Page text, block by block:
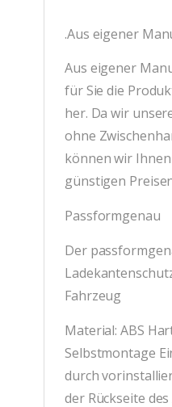
.Aus eigener
Aus eigener
für Sie die
her. Da wir
ohne
können wir
günstigen
Passformgenau
Der
Fahrzeug
Material: ABS
Selbstmontage
durch
der Rückseite